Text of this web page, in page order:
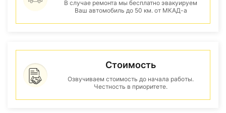
В случае ремонта мы бесплатно эвакуируем
Ваш автомобиль до 50 км. от МКАД-а
Стоимость
Озвучиваем стоимость до начала работы.
Честность в приоритете.